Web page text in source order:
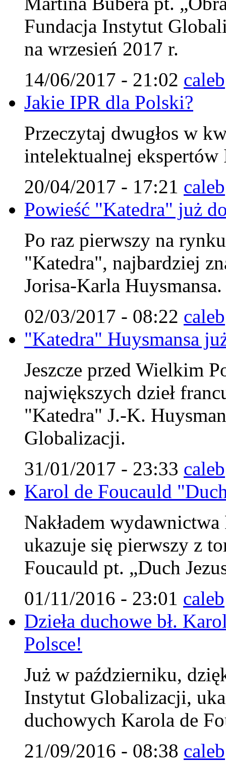
Fundacja Instytut
na wrzesień 2017 r.
14/06/2017 - 21:02 caleb
Jakie IPR dla Polski?
Przeczytaj dwugłos w
intelektualnej
20/04/2017 - 17:21 caleb
Powieść "Katedra" już
Po raz pierwszy na
"Katedra", najbardziej
Jorisa-Karla Huysmansa.
02/03/2017 - 08:22 caleb
"Katedra" Huysmansa
Jeszcze przed Wielkim
największych dzieł
"Katedra" J.-K.
Globalizacji.
31/01/2017 - 23:33 caleb
Karol de Foucauld
Nakładem
ukazuje się pierwszy z
Foucauld pt. „Duch
01/11/2016 - 23:01 caleb
Dzieła duchowe bł.
Polsce!
Już w październiku,
Instytut Globalizacji,
duchowych Karola de
21/09/2016 - 08:38 caleb